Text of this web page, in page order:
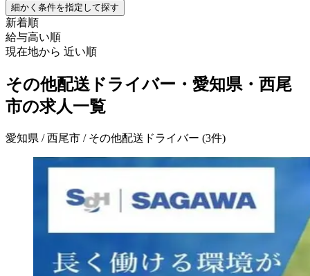
細かく条件を指定して探す
新着順
給与高い順
現在地から 近い順
その他配送ドライバー・愛知県・西尾
市の求人一覧
愛知県 / 西尾市 / その他配送ドライバー (3件)